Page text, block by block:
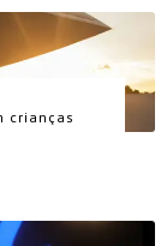
crianças